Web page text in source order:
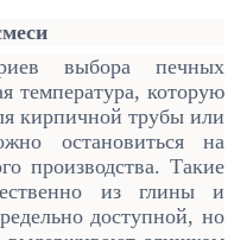
выбора печных
температура, которую
кирпичной трубы или
остановиться на
производства. Такие
из глины и
доступной, но